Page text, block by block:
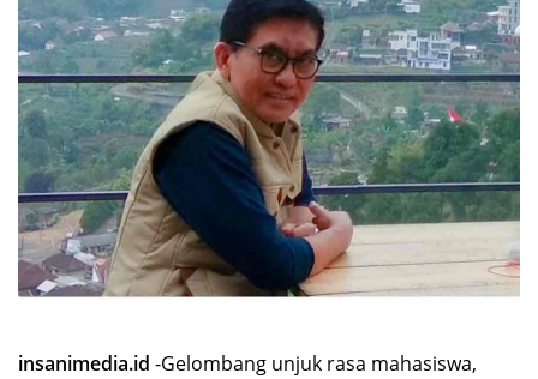
insanimedia.id -Gelombang unjuk rasa mahasiswa,